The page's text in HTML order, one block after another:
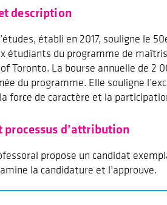
description
établi en 2017, souligne le
étudiants du programme de
Toronto. La bourse annuelle de 2
du programme. Elle souligne
force de caractère et la
processus d’attribution
propose un candidat
la candidature et l’approuve.